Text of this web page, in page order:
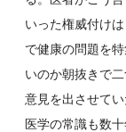
いった権威付け
で健康の問題を
いのか朝抜きで
意見を出させて
医学の常識も数